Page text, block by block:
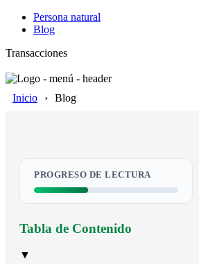
Persona natural
Blog
Transacciones
Inicio Blog
PROGRESO DE LECTURA
Tabla de Contenido
▼